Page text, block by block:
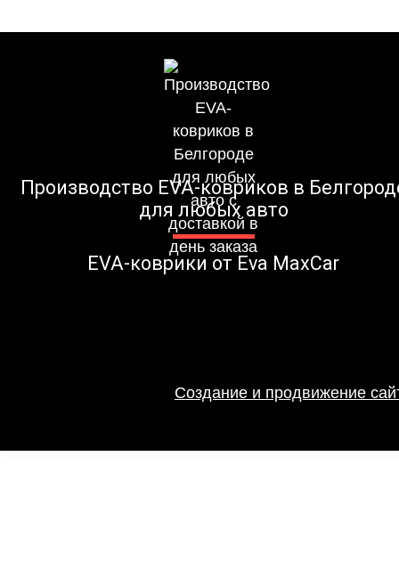
Производство EVA-ковриков в
для любых авто
EVA-коврики от Eva MaxCar
Создание и продвижение